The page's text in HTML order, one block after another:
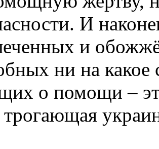
И
и
ни на какое
о помощи –
трогающая